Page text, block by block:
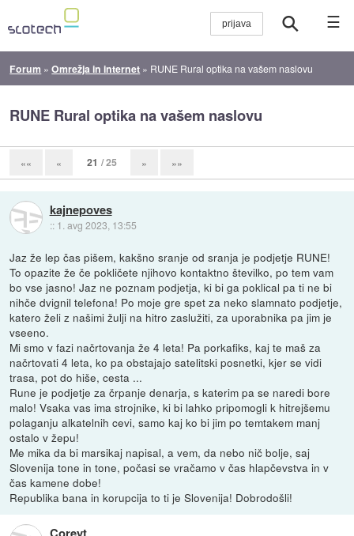
☰
Forum »Omrežja in internet » RUNE Rural optika na vašem naslovu
RUNE Rural optika na vašem naslovu
«« « 21 / 25 » »»
kajnepoves
:: 1. avg 2023, 13:55
Jaz že lep čas pišem, kakšno sranje od sranja je podjetje RUNE!
To opazite že če pokličete njihovo kontaktno številko, po tem vam
bo vse jasno! Jaz ne poznam podjetja, ki bi ga poklical pa ti ne bi
nihče dvignil telefona! Po moje gre spet za neko slamnato podjetje,
katero želi z našimi žulji na hitro zaslužiti, za uporabnika pa jim je
vseeno.
Mi smo v fazi načrtovanja že 4 leta! Pa porkafiks, kaj te maš za
načrtovati 4 leta, ko pa obstajajo satelitski posnetki, kjer se vidi
trasa, pot do hiše, cesta ...
Rune je podjetje za črpanje denarja, s katerim pa se naredi bore
malo! Vsaka vas ima strojnike, ki bi lahko pripomogli k hitrejšemu
polaganju alkatelnih cevi, samo kaj ko bi jim po temtakem manj
ostalo v žepu!
Me mika da bi marsikaj napisal, a vem, da nebo nič bolje, saj
Slovenija tone in tone, počasi se vračamo v čas hlapčevstva in v
čas kamene dobe!
Republika bana in korupcija to ti je Slovenija! Dobrodošli!